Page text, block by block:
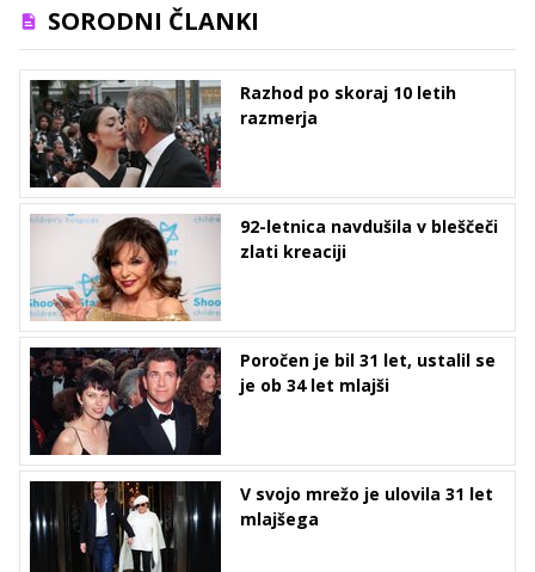
SORODNI ČLANKI
Razhod po skoraj 10 letih
razmerja
92-letnica navdušila v bleščeči
zlati kreaciji
Poročen je bil 31 let, ustalil se
je ob 34 let mlajši
V svojo mrežo je ulovila 31 let
mlajšega